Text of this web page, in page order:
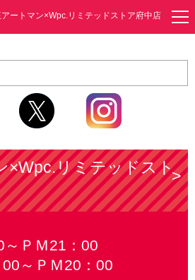
ートマン×Wpc.リミテッドストア府中店
×Wpc.リミテッドスト
ＰＭ21：00
～ＰＭ20：00